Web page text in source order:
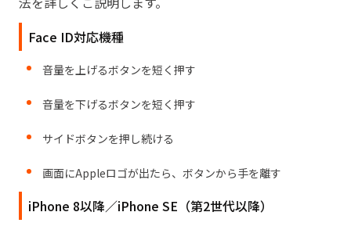
Face ID対応機種
音量を上げるボタンを短く押す
音量を下げるボタンを短く押す
サイドボタンを押し続ける
画面にAppleロゴが出たら、ボタンから手を離す
iPhone 8以降／iPhone SE（第2世代以降）